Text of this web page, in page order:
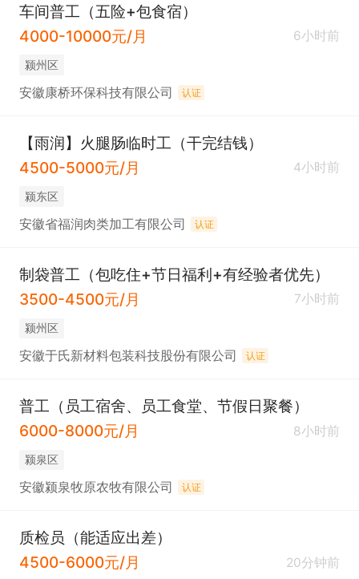
车间普工（五险+包食宿）
4000-10000元/月
6小时前
颍州区
安徽康桥环保科技有限公司 认证
【雨润】火腿肠临时工（干完结钱）
4500-5000元/月
4小时前
颍东区
安徽省福润肉类加工有限公司 认证
制袋普工（包吃住+节日福利+有经验者优先）
3500-4500元/月
7小时前
颍州区
安徽于氏新材料包装科技股份有限公司 认证
普工（员工宿舍、员工食堂、节假日聚餐）
6000-8000元/月
8小时前
颍泉区
安徽颍泉牧原农牧有限公司 认证
质检员（能适应出差）
4500-6000元/月
20分钟前